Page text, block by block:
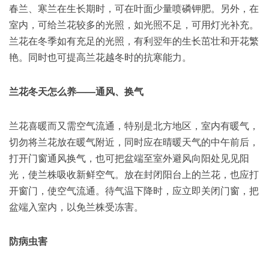
春兰、寒兰在生长期时，可在叶面少量喷磷钾肥。另外，在
室内，可给兰花较多的光照，如光照不足，可用灯光补充。
兰花在冬季如有充足的光照，有利翌年的生长茁壮和开花繁
艳。同时也可提高兰花越冬时的抗寒能力。
兰花冬天怎么养——通风、换气
兰花喜暖而又需空气流通，特别是北方地区，室内有暖气，
切勿将兰花放在暖气附近，同时应在晴暖天气的中午前后，
打开门窗通风换气，也可把盆端至室外避风向阳处见见阳
光，使兰株吸收新鲜空气。放在封闭阳台上的兰花，也应打
开窗门，使空气流通。待气温下降时，应立即关闭门窗，把
盆端入室内，以免兰株受冻害。
防病虫害